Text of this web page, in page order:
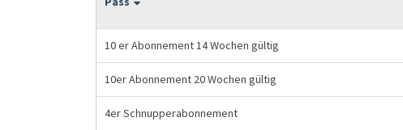
10 er Abonnement 14 Wochen gültig
10er Abonnement 20 Wochen gültig
4er Schnupperabonnement